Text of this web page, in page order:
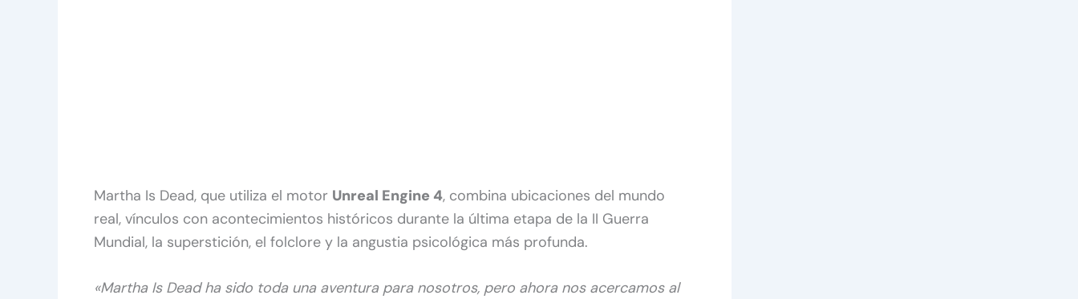
Martha Is Dead, que utiliza el motor Unreal Engine 4, combina ubicaciones del mundo
real, vínculos con acontecimientos históricos durante la última etapa de la II Guerra
Mundial, la superstición, el folclore y la angustia psicológica más profunda.
«Martha Is Dead ha sido toda una aventura para nosotros, pero ahora nos acercamos al